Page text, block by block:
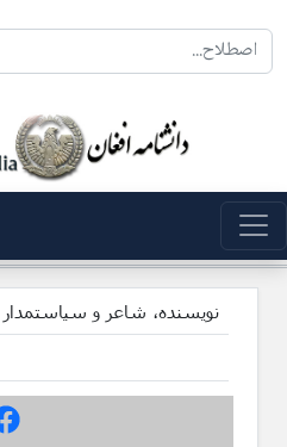
نویسنده، شاعر و سیاستمدار